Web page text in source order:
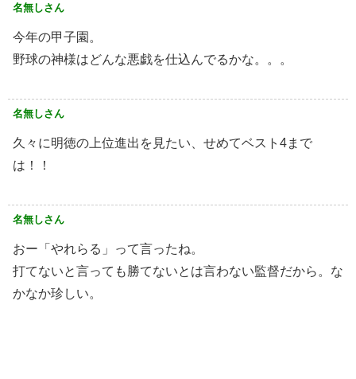
名無しさん
今年の甲子園。
野球の神様はどんな悪戯を仕込んでるかな。。。
名無しさん
久々に明徳の上位進出を見たい、せめてベスト4まで
は！！
名無しさん
おー「やれらる」って言ったね。
打てないと言っても勝てないとは言わない監督だから。な
かなか珍しい。